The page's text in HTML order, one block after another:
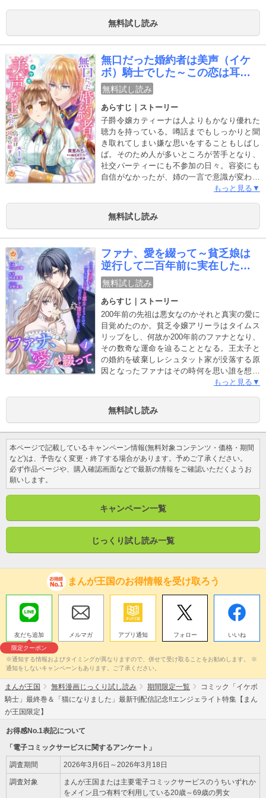
スのようで――！？「思った通り甘い香りが
するね」冷たいと思っていたフェリクスにな
無料試し読み
無口だった婚約者は美声（イケ
ボ）騎士でした～この恋は耳か
ら始まった～
無料試し読み
あらすじ｜ストーリー
子爵令嬢カティーナは人よりもかなり優れた
聴力を持っている。噂話までもしっかりと聞
き取れてしまい嫌な思いをすることもしばし
ば。そのため人が多いところが苦手となり、
社交パーティーにも不参加の日々。容姿にも
自信がなかったが、姉の一言で意識が変わり
聴力をいかした職に就くために勉学に勤しむ
に選ばれることになったカティーナにさらな
る朗報が重なる。なんと王女の護衛を務める
過ぎていくが--。ある日カティーナはヴィリア
スから耳元で囁かれるとドキドキが止まらな
くなり--！？自分に自信のない令嬢が無口な美
声（イケボ）に愛される溺愛ストーリー！
【毎月 第四木曜日配信予定】
もっと見る▼
無料試し読み
ファナ、愛を綴って～貧乏娘は
逆行して二百年前に実在した悪
女となったので、王妃目指して
歴史を変えたい～【合本版】
無料試し読み
あらすじ｜ストーリー
200年前の先祖は悪女なのかそれと真実の愛に
目覚めたのか。貧乏令嬢アリーラはタイムス
リップをし、何故か200年前のファナとなり、
その数奇な運命を辿ることとなる。王太子と
の婚約を破棄しレシュタット家が没落する原
因となったファナはその時何を思い誰を想い
どう生きたのか貧乏な自分の人生を変えるた
ラは運命に立ち向かう。謎めいた王太子や、
ファナを陥れようと画策する近衛騎士団長な
あり、それぞれの思惑が動きだし、やがて事
態は想定外の方向へと流れていく――。悪女
のレッテルを貼られたひとりの公爵令嬢がた
どった運命と、歴史に埋もれた一族の真実を
ろし特典漫画収録！】※本作品は『ファナ、
愛を綴って～貧乏娘は逆行して二百年前に実
在した悪女となったので、王妃目指して歴史
を変えたい～』第1巻～6巻を収録した合本版
です。
もっと見る▼
無料試し読み
本ページで記載しているキャンペーン情報(無料対象コンテンツ・価格・期間
など)は、予告なく変更・終了する場合があります。予めご了承ください。
必ず作品ページや、購入確認画面などで最新の情報をご確認いただくようお
願いします。
キャンペーン一覧
じっくり試し読み一覧
まんが王国のお得情報を受け取ろう
友だち追加
限定クーポン
メルマガ アプリ通知 フォロー いいね
※通知する情報およびタイミングが異なりますので、併せて受け取ることをお勧めします。 ※
通知をしないキャンペーンもあります。ご了承ください。
まんが王国 無料漫画じっくり試し読み 期間限定一覧
コミック「イケボ
騎士」最終巻＆「猫になりました」最新刊配信記念‼エンジェライト特集【まん
が王国限定】
お得感No.1表記について
「電子コミックサービスに関するアンケート」
調査期間 2026年3月6日～2026年3月18日
調査対象
まんが王国または主要電子コミックサービスのうちいずれか
をメイン且つ有料で利用している20歳～69歳の男女